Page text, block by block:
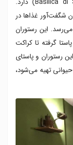
شگفت‌آور غذاها در
این رستوران
گرفته تا کراکت
رستوران و پاستای
تهیه می‌شود،